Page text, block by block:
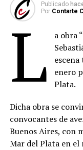
Publicado
Por Contarte
L
a obra
enero
Plata.
Dicha obra se
convocantes de
Buenos Aires, con
Mar del Plata en el